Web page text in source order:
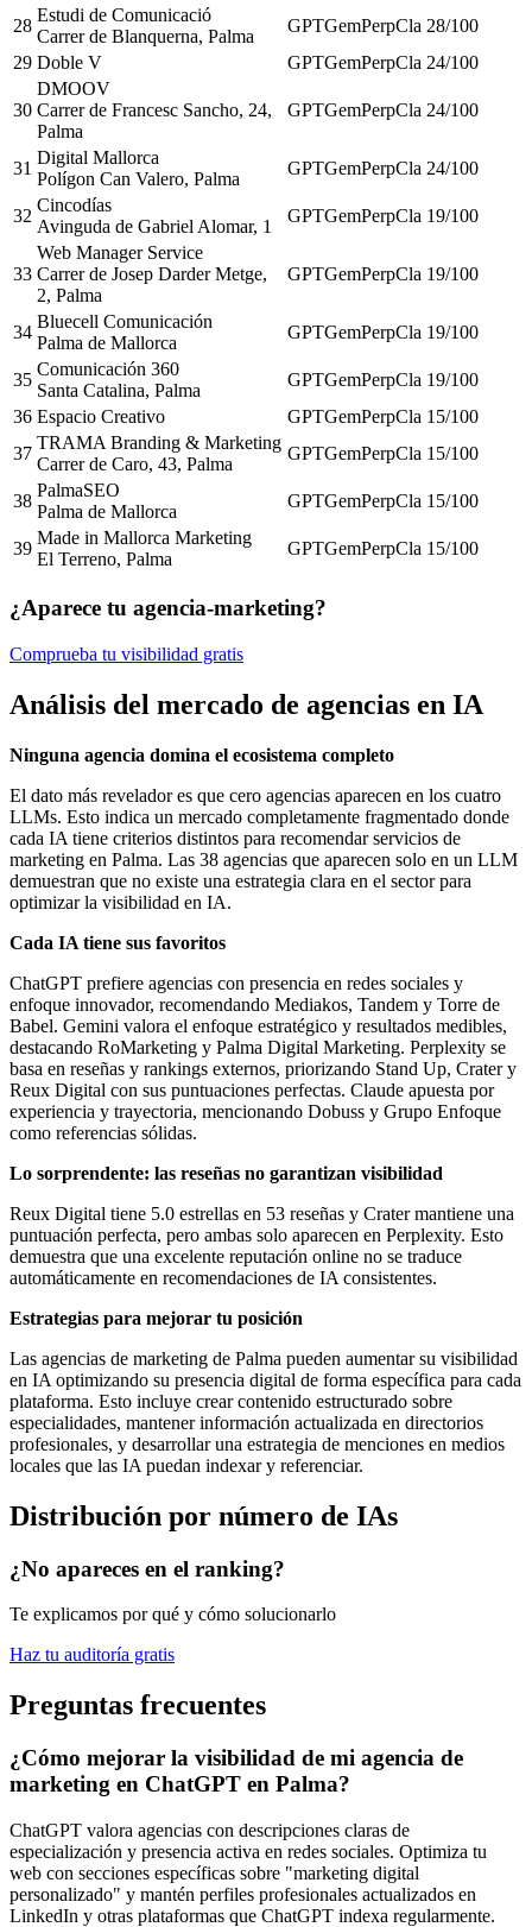
28
Estudi de Comunicació
Carrer de Blanquerna, Palma
GPTGemPerpCla 28/100
29 Doble V GPTGemPerpCla 24/100
30
DMOOV
Carrer de Francesc Sancho, 24,
Palma
GPTGemPerpCla 24/100
31
Digital Mallorca
Polígon Can Valero, Palma
GPTGemPerpCla 24/100
32
Cincodías
Avinguda de Gabriel Alomar, 1
GPTGemPerpCla 19/100
33
Web Manager Service
Carrer de Josep Darder Metge,
2, Palma
GPTGemPerpCla 19/100
34
Bluecell Comunicación
Palma de Mallorca
GPTGemPerpCla 19/100
35
Comunicación 360
Santa Catalina, Palma
GPTGemPerpCla 19/100
36 Espacio Creativo GPTGemPerpCla 15/100
37
TRAMA Branding & Marketing
Carrer de Caro, 43, Palma
GPTGemPerpCla 15/100
38
PalmaSEO
Palma de Mallorca
GPTGemPerpCla 15/100
39
Made in Mallorca Marketing
El Terreno, Palma
GPTGemPerpCla 15/100
¿Aparece tu agencia-marketing?
Comprueba tu visibilidad gratis
Análisis del mercado de agencias en IA
Ninguna agencia domina el ecosistema completo
El dato más revelador es que cero agencias aparecen en los cuatro
LLMs. Esto indica un mercado completamente fragmentado donde
cada IA tiene criterios distintos para recomendar servicios de
marketing en Palma. Las 38 agencias que aparecen solo en un LLM
demuestran que no existe una estrategia clara en el sector para
optimizar la visibilidad en IA.
Cada IA tiene sus favoritos
ChatGPT prefiere agencias con presencia en redes sociales y
enfoque innovador, recomendando Mediakos, Tandem y Torre de
Babel. Gemini valora el enfoque estratégico y resultados medibles,
destacando RoMarketing y Palma Digital Marketing. Perplexity se
basa en reseñas y rankings externos, priorizando Stand Up, Crater y
Reux Digital con sus puntuaciones perfectas. Claude apuesta por
experiencia y trayectoria, mencionando Dobuss y Grupo Enfoque
como referencias sólidas.
Lo sorprendente: las reseñas no garantizan visibilidad
Reux Digital tiene 5.0 estrellas en 53 reseñas y Crater mantiene una
puntuación perfecta, pero ambas solo aparecen en Perplexity. Esto
demuestra que una excelente reputación online no se traduce
automáticamente en recomendaciones de IA consistentes.
Estrategias para mejorar tu posición
Las agencias de marketing de Palma pueden aumentar su visibilidad
en IA optimizando su presencia digital de forma específica para cada
plataforma. Esto incluye crear contenido estructurado sobre
especialidades, mantener información actualizada en directorios
profesionales, y desarrollar una estrategia de menciones en medios
locales que las IA puedan indexar y referenciar.
Distribución por número de IAs
¿No apareces en el ranking?
Te explicamos por qué y cómo solucionarlo
Haz tu auditoría gratis
Preguntas frecuentes
¿Cómo mejorar la visibilidad de mi agencia de
marketing en ChatGPT en Palma?
ChatGPT valora agencias con descripciones claras de
especialización y presencia activa en redes sociales. Optimiza tu
web con secciones específicas sobre "marketing digital
personalizado" y mantén perfiles profesionales actualizados en
LinkedIn y otras plataformas que ChatGPT indexa regularmente.